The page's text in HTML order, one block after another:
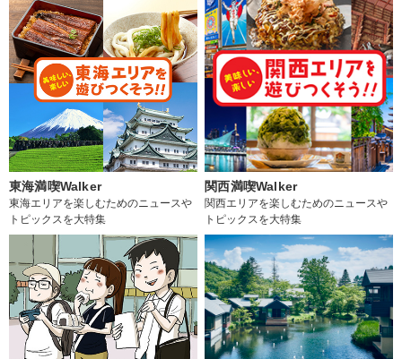
東海満喫Walker
東海エリアを楽しむためのニュースや
トピックスを大特集
関西満喫Walker
関西エリアを楽しむためのニュースや
トピックスを大特集